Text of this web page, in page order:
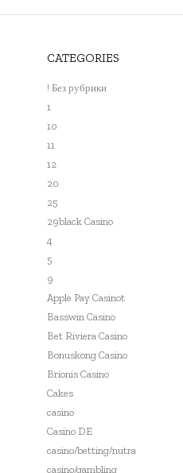
CATEGORIES
! Без рубрики
1
10
11
12
20
25
29black Casino
4
5
9
Apple Pay Casinot
Basswin Casino
Bet Riviera Casino
Bonuskong Casino
Brionis Casino
Cakes
casino
Casino DE
casino/betting/nutra
casino/gambling